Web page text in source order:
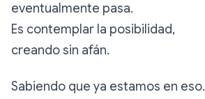
eventualmente pasa.
Es contemplar la posibilidad,
creando sin afán.
Sabiendo que ya estamos en eso.